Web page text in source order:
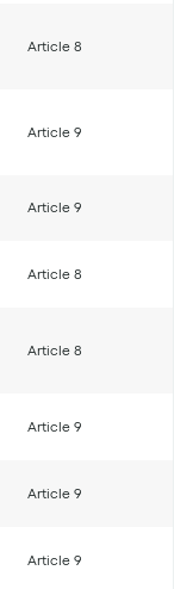
Article 8
Article 9
Article 9
Article 8
Article 8
Article 9
Article 9
Article 9